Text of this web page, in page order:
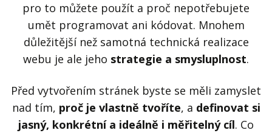
pro to můžete použít a proč nepotřebujete
umět programovat ani kódovat. Mnohem
důležitější než samotná technická realizace
webu je ale jeho strategie a smysluplnost.
Před vytvořením stránek byste se měli zamyslet
nad tím, proč je vlastně tvoříte, a definovat si
jasný, konkrétní a ideálně i měřitelný cíl. Co